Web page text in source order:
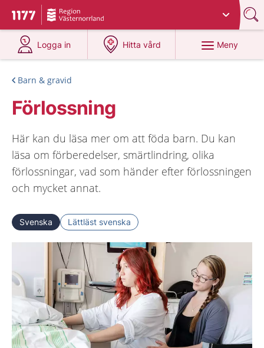
Till startsidan för 1177
Du har valt region
Logga in
på 1177.se
Hitta vård
på 1177.se
Meny
Barn & gravid
Förlossning
Här kan du läsa mer om att föda barn. Du kan
läsa om förberedelser, smärtlindring, olika
förlossningar, vad som händer efter förlossningen
och mycket annat.
Svenska Lättläst svenska